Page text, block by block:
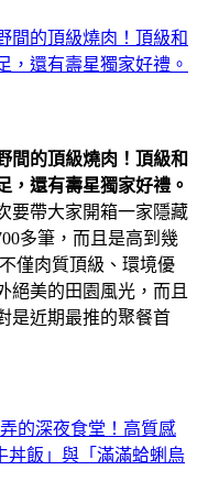
間的頂級燒肉！頂級和
，還有壽星獨家好禮。
間的頂級燒肉！頂級和
，還有壽星獨家好禮。
要帶大家開箱一家隱藏
多筆，而且是高到幾
不僅肉質頂級、環境優
絕美的田園風光，而且
是近期最推的聚餐首
的深夜食堂！高質感
丼飯」與「滿滿蛤蜊烏